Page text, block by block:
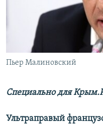
ПОБЕДИТЕЛЕЙ НЕ СУДЯТ?
КРЫМ.НЕПОКОРЕННЫЙ
ELIFBE
УКРАИНСКАЯ ПРОБЛЕМА
ПРИСОЕДИНЯЙТЕСЬ!
Пьер Малиновский
Специально для
Ультраправый